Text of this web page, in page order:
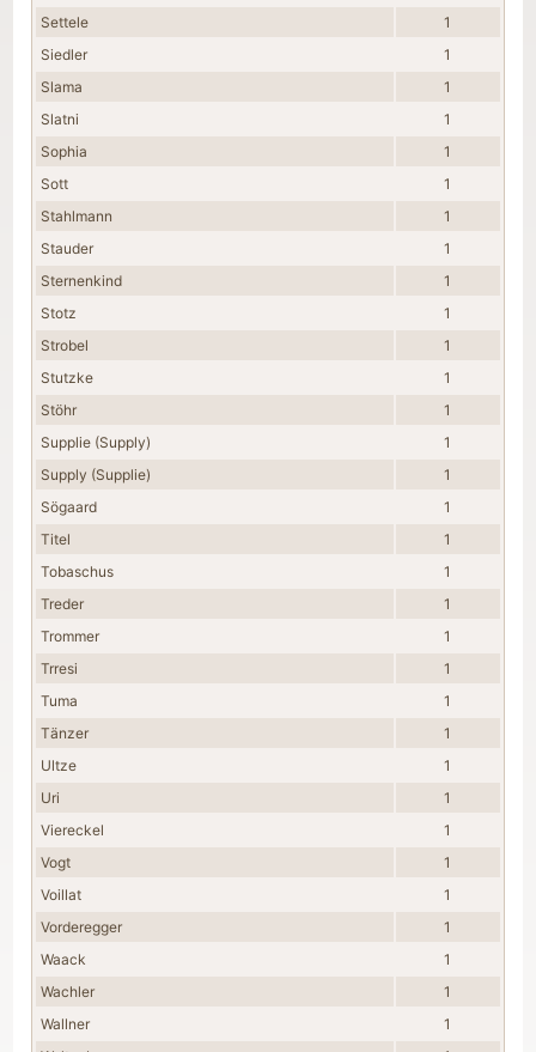
Settele
1
Siedler
1
Slama
1
Slatni
1
Sophia
1
Sott
1
Stahlmann
1
Stauder
1
Sternenkind
1
Stotz
1
Strobel
1
Stutzke
1
Stöhr
1
Supplie (Supply)
1
Supply (Supplie)
1
Sögaard
1
Titel
1
Tobaschus
1
Treder
1
Trommer
1
Trresi
1
Tuma
1
Tänzer
1
Ultze
1
Uri
1
Viereckel
1
Vogt
1
Voillat
1
Vorderegger
1
Waack
1
Wachler
1
Wallner
1